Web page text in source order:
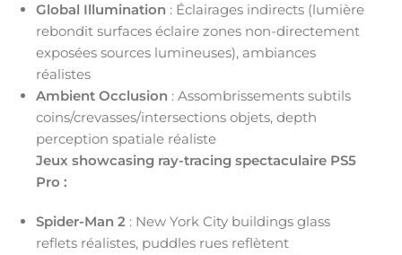
Global Illumination : Éclairages indirects (lumière
rebondit surfaces éclaire zones non-directement
exposées sources lumineuses), ambiances
réalistes
Ambient Occlusion : Assombrissements subtils
coins/crevasses/intersections objets, depth
perception spatiale réaliste
Jeux showcasing ray-tracing spectaculaire PS5
Pro :
Spider-Man 2 : New York City buildings glass
reflets réalistes, puddles rues reflètent